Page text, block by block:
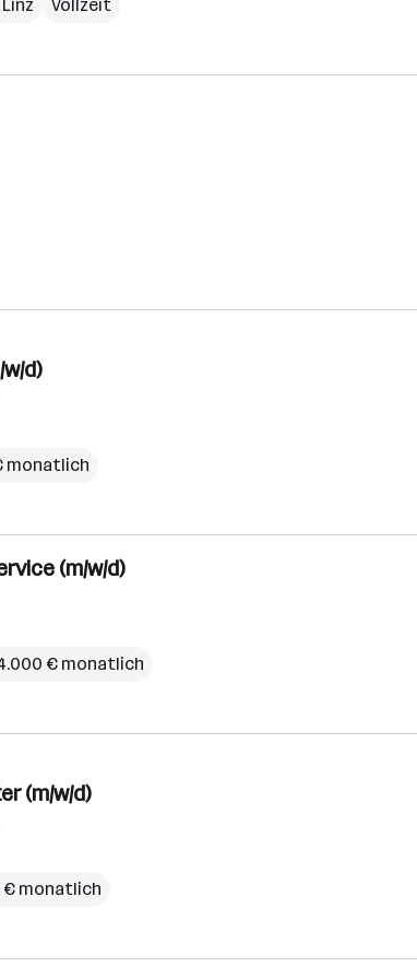
Linz Vollzeit
d)
monatlich
(m/w/d)
€ monatlich
(m/w/d)
€ monatlich